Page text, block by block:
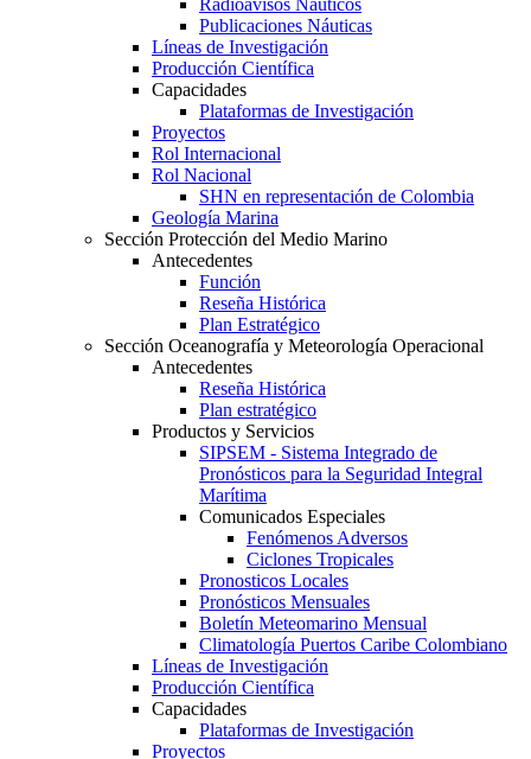
Radioavisos Náuticos
Publicaciones Náuticas
Líneas de Investigación
Producción Científica
Capacidades
Plataformas de Investigación
Proyectos
Rol Internacional
Rol Nacional
SHN en representación de Colombia
Geología Marina
Sección Protección del Medio Marino
Antecedentes
Función
Reseña Histórica
Plan Estratégico
Sección Oceanografía y Meteorología Operacional
Antecedentes
Reseña Histórica
Plan estratégico
Productos y Servicios
SIPSEM - Sistema Integrado de
Pronósticos para la Seguridad Integral
Marítima
Comunicados Especiales
Fenómenos Adversos
Ciclones Tropicales
Pronosticos Locales
Pronósticos Mensuales
Boletín Meteomarino Mensual
Climatología Puertos Caribe Colombiano
Líneas de Investigación
Producción Científica
Capacidades
Plataformas de Investigación
Proyectos